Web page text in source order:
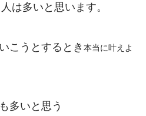
は多いと思います。
こうとするとき 本当に叶えよ
多いと思う